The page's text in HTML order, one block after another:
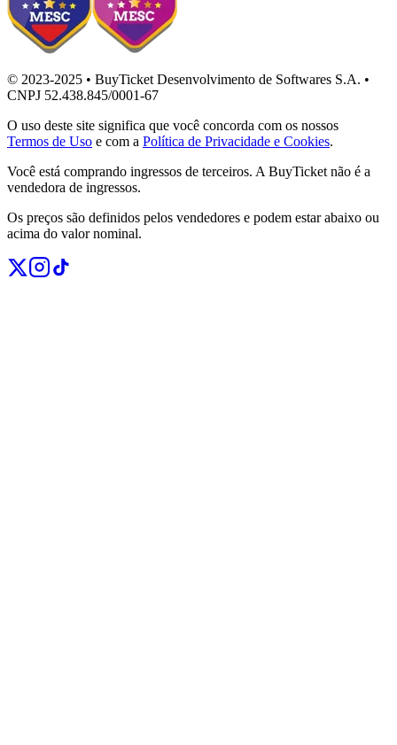
© 2023-2025 • BuyTicket Desenvolvimento de Softwares S.A. •
CNPJ 52.438.845/0001-67
O uso deste site significa que você concorda com os nossos
Termos de Uso e com a Política de Privacidade e Cookies.
Você está comprando ingressos de terceiros. A BuyTicket não é a
vendedora de ingressos.
Os preços são definidos pelos vendedores e podem estar abaixo ou
acima do valor nominal.